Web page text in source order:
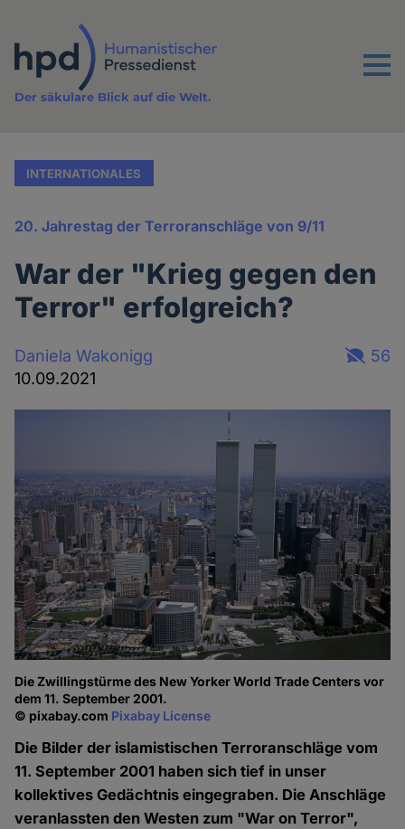
Inhalt
Menu
Der säkulare Blick auf die Welt.
INTERNATIONALES
20. Jahrestag der Terroranschläge von 9/11
War der "Krieg gegen den
Terror" erfolgreich?
Daniela Wakonigg
10.09.2021
56
Die Zwillingstürme des New Yorker World Trade Centers vor
dem 11. September 2001.
© pixabay.com Pixabay License
Die Bilder der islamistischen Terroranschläge vom
11. September 2001 haben sich tief in unser
kollektives Gedächtnis eingegraben. Die Anschläge
veranlassten den Westen zum "War on Terror",